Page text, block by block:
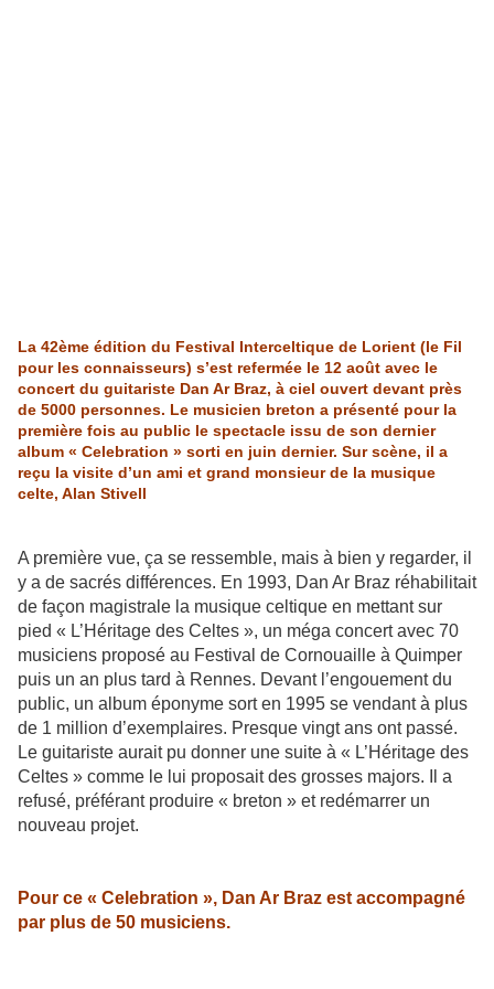
La 42ème édition du Festival Interceltique de Lorient (le Fil
pour les connaisseurs) s’est refermée le 12 août avec le
concert du guitariste Dan Ar Braz, à ciel ouvert devant près
de 5000 personnes. Le musicien breton a présenté pour la
première fois au public le spectacle issu de son dernier
album « Celebration » sorti en juin dernier. Sur scène, il a
reçu la visite d’un ami et grand monsieur de la musique
celte, Alan Stivell
A première vue, ça se ressemble, mais à bien y regarder, il
y a de sacrés différences. En 1993, Dan Ar Braz réhabilitait
de façon magistrale la musique celtique en mettant sur
pied « L’Héritage des Celtes », un méga concert avec 70
musiciens proposé au Festival de Cornouaille à Quimper
puis un an plus tard à Rennes. Devant l’engouement du
public, un album éponyme sort en 1995 se vendant à plus
de 1 million d’exemplaires. Presque vingt ans ont passé.
Le guitariste aurait pu donner une suite à « L’Héritage des
Celtes » comme le lui proposait des grosses majors. Il a
refusé, préférant produire « breton » et redémarrer un
nouveau projet.
Pour ce « Celebration », Dan Ar Braz est accompagné
par plus de 50 musiciens.